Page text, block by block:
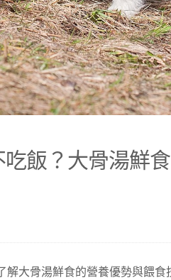
飯？大骨湯鮮
解大骨湯鮮食的營養優勢與餵